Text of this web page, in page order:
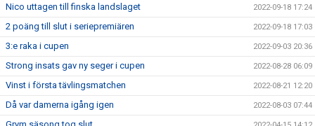
Nico uttagen till finska landslaget 2022-09-18 17:24
2 poäng till slut i seriepremiären 2022-09-18 17:03
3:e raka i cupen 2022-09-03 20:36
Strong insats gav ny seger i cupen 2022-08-28 06:09
Vinst i första tävlingsmatchen 2022-08-21 12:20
Då var damerna igång igen 2022-08-03 07:44